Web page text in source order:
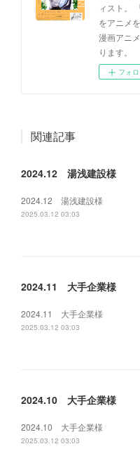
ィスト。
をアニメ
漫画アニ
ります。
フォ
関連記事
2024.12 湯浅建設様
2024.12 湯浅建設様
2025.03.12 03:03
2024.11 大手企業様
2024.11 大手企業様
2025.03.12 03:03
2024.10 大手企業様
2024.10 大手企業様
2025.03.12 03:03